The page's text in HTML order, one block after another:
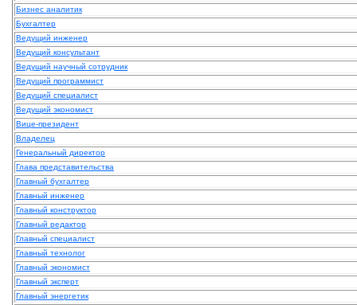
Бизнес аналитик
Бухгалтер
Ведущий инженер
Ведущий консультант
Ведущий научный сотрудник
Ведущий программист
Ведущий специалист
Ведущий экономист
Вице-президент
Владелец
Генеральный директор
Глава представительства
Главный бухгалтер
Главный инженер
Главный конструктор
Главный редактор
Главный специалист
Главный технолог
Главный экономист
Главный эксперт
Главный энергетик